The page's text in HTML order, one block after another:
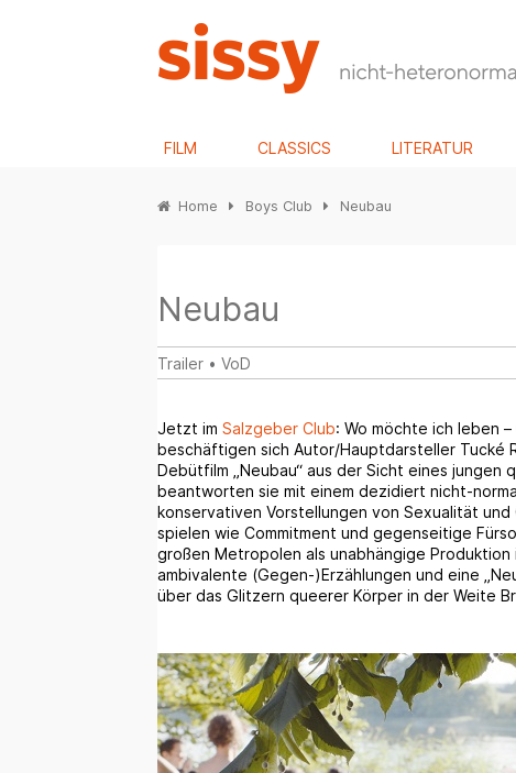
FILM CLASSICS LITERATUR
Home Boys Club Neubau
Neubau
Trailer• VoD
Jetzt im Salzgeber Club: Wo möchte ich leben
beschäftigen sich Autor/Hauptdarsteller Tucké
Debütfilm „Neubau“ aus der Sicht eines jungen
beantworten sie mit einem dezidiert nicht-
konservativen Vorstellungen von Sexualität
spielen wie Commitment und gegenseitige
großen Metropolen als unabhängige
ambivalente (Gegen-)Erzählungen und eine
über das Glitzern queerer Körper in der Weite